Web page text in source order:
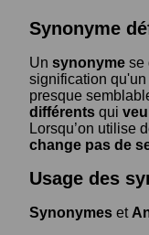
Synonyme
Un synonyme se
signification
presque
différents qui
Lorsqu’on utilise
change pas de
Usage des
Synonymes et